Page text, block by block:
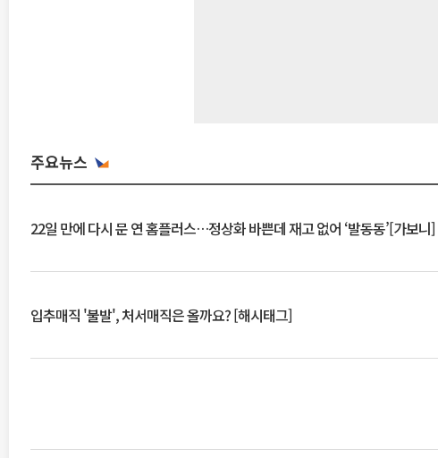
주요뉴스
22일 만에 다시 문 연 홈플러스…정상화 바쁜데 재고 없어 ‘발동동’[가보니]
입추매직 '불발', 처서매직은 올까요? [해시태그]